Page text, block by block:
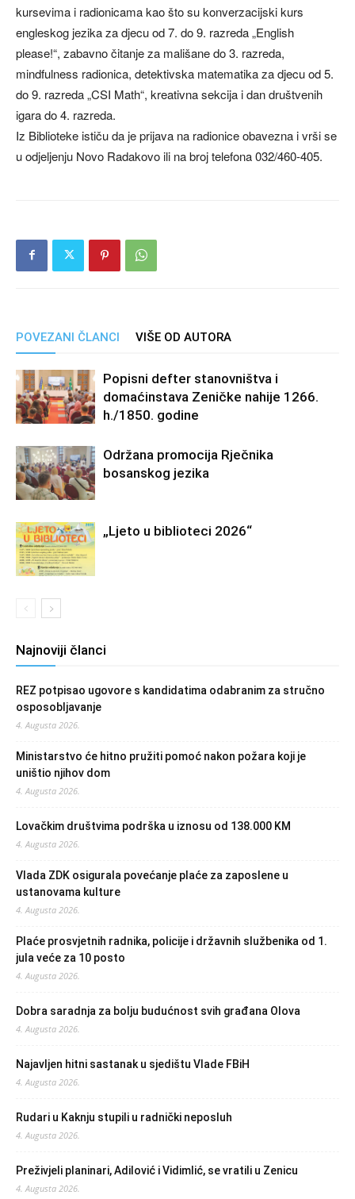
kursevima i radionicama kao što su konverzacijski kurs
engleskog jezika za djecu od 7. do 9. razreda „English
please!“, zabavno čitanje za mališane do 3. razreda,
mindfulness radionica, detektivska matematika za djecu od 5.
do 9. razreda „CSI Math“, kreativna sekcija i dan društvenih
igara do 4. razreda.
Iz Biblioteke ističu da je prijava na radionice obavezna i vrši se
u odjeljenju Novo Radakovo ili na broj telefona 032/460-405.
POVEZANI ČLANCI VIŠE OD AUTORA
Popisni defter stanovništva i
domaćinstava Zeničke nahije 1266.
h./1850. godine
Održana promocija Rječnika
bosanskog jezika
„Ljeto u biblioteci 2026“
Najnoviji članci
REZ potpisao ugovore s kandidatima odabranim za stručno
osposobljavanje
4. Augusta 2026.
Ministarstvo će hitno pružiti pomoć nakon požara koji je
uništio njihov dom
4. Augusta 2026.
Lovačkim društvima podrška u iznosu od 138.000 KM
4. Augusta 2026.
Vlada ZDK osigurala povećanje plaće za zaposlene u
ustanovama kulture
4. Augusta 2026.
Plaće prosvjetnih radnika, policije i državnih službenika od 1.
jula veće za 10 posto
4. Augusta 2026.
Dobra saradnja za bolju budućnost svih građana Olova
4. Augusta 2026.
Najavljen hitni sastanak u sjedištu Vlade FBiH
4. Augusta 2026.
Rudari u Kaknju stupili u radnički neposluh
4. Augusta 2026.
Preživjeli planinari, Adilović i Vidimlić, se vratili u Zenicu
4. Augusta 2026.